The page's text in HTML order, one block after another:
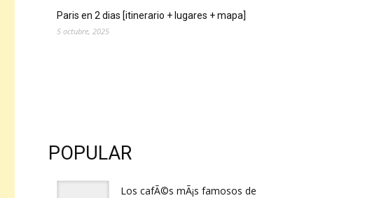
Paris en 2 dias [itinerario + lugares + mapa]
5 octubre, 2025
POPULAR
Los cafÃ©s mÃ¡s famosos de